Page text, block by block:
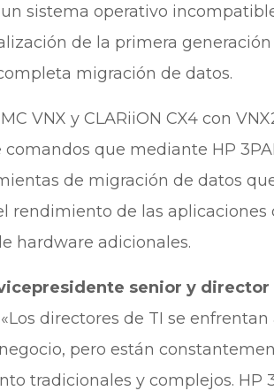
sistema operativo
de la primera
migración de datos.
VNX y CLARiiON CX4 con
que mediante HP
de migración de datos
rendimiento de las aplicaciones
hardware adicionales.
senior y director
directores de TI se
pero están
tradicionales y complejos. HP